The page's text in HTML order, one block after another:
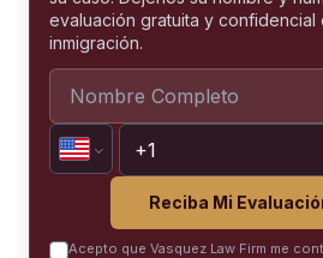
evaluación gratuita y
inmigración.
Reciba Mi
Acepto que Vasquez Law Firm me